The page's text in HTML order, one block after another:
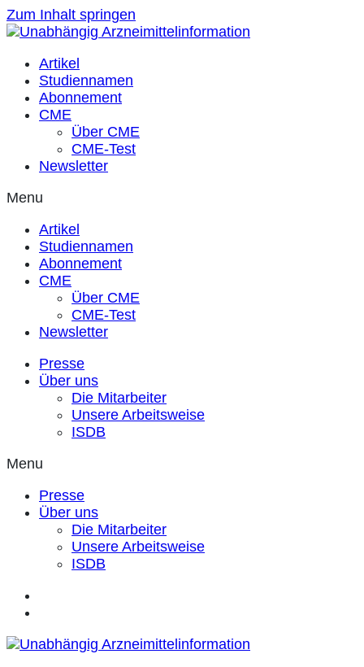
Zum Inhalt springen
Artikel
Studiennamen
Abonnement
CME
Über CME
CME-Test
Newsletter
Menu
Artikel
Studiennamen
Abonnement
CME
Über CME
CME-Test
Newsletter
Presse
Über uns
Die Mitarbeiter
Unsere Arbeitsweise
ISDB
Menu
Presse
Über uns
Die Mitarbeiter
Unsere Arbeitsweise
ISDB